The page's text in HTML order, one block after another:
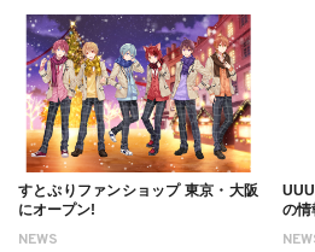
NEWS
すとぷりファンショップ 東京・大阪
にオープン!
の情